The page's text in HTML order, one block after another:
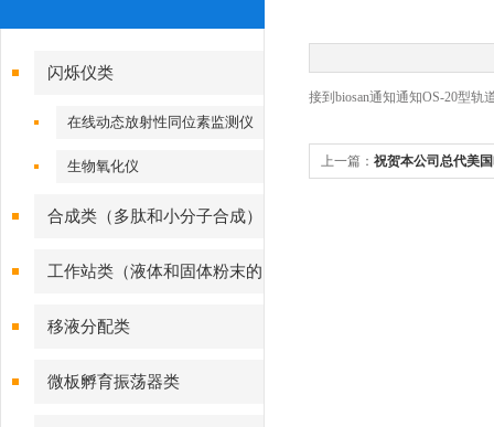
闪烁仪类
在线动态放射性同位素监测仪
生物氧化仪
合成类（多肽和小分子合成）
工作站类（液体和固体粉末的
样品处理）
移液分配类
微板孵育振荡器类
接到biosan通知通知OS-20型轨
上一篇： 祝贺本公司总代美